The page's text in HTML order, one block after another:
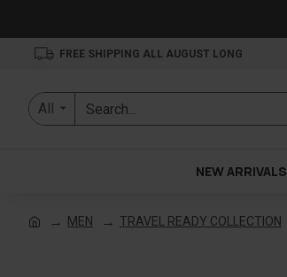
FREE SHIPPING ALL AUGUST LONG
All
NEW ARRIVALS
MEN TRAVEL READY COLLECTION